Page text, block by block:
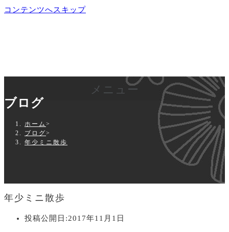
コンテンツへスキップ
メニュー
ブログ
ホーム >
ブログ>
年少ミニ散歩
年少ミニ散歩
投稿公開日:2017年11月1日